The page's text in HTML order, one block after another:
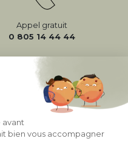
Appel gratuit
0 805 14 44 44